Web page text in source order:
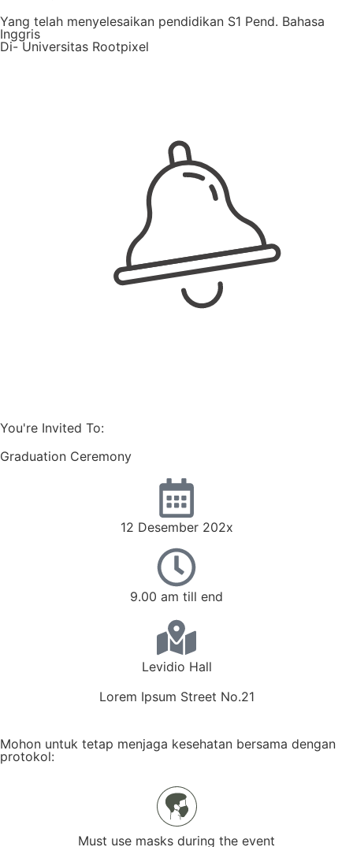
Yang telah menyelesaikan pendidikan S1 Pend. Bahasa
Inggris
Di- Universitas Rootpixel
You're Invited To:
Graduation Ceremony
12 Desember 202x
9.00 am till end
Levidio Hall
Lorem Ipsum Street No.21
Mohon untuk tetap menjaga kesehatan bersama dengan
protokol:
Must use masks during the event